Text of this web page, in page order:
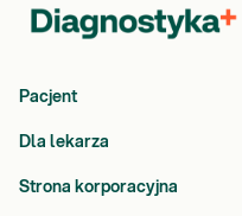
Pacjent
Dla lekarza
Strona korporacyjna